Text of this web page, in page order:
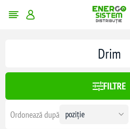
Drim
FILTRE
Ordonează după